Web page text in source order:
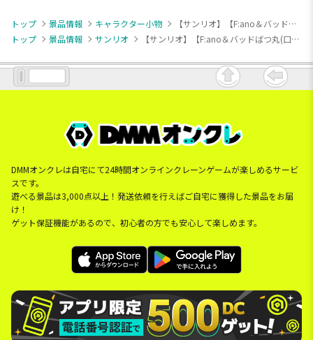
トップ 景品情報 キャラクター小物
【サンリオ】【F:ano＆バッドばつ丸(口笛＆マイク)】ano×バッドばつ丸 ラバーマスコット（EX）
トップ
景品情報 サンリオ 【サンリオ】【F:ano＆バッドばつ丸(口笛＆マイク)】ano×バッドばつ丸 ラバーマスコット（EX）
DMMオンクレは自宅にて24時間オンラインクレーンゲームが楽しめるサービ
スです。
遊べる景品は3,000点以上！発送依頼を行えばご自宅に獲得した景品をお届
け！
ゲット保証機能があるので、初心者の方でも安心して楽しめます。